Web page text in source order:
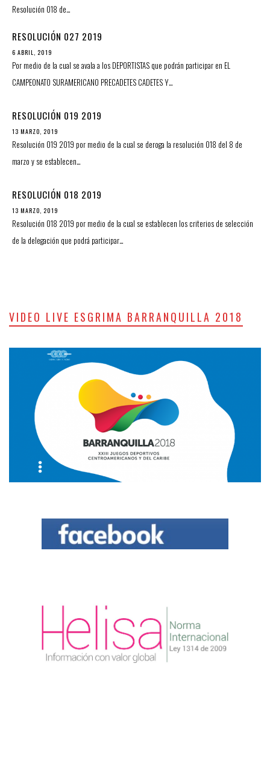
Resolución 018 de…
RESOLUCIÓN 027 2019
6 ABRIL, 2019
Por medio de la cual se avala a los DEPORTISTAS que podrán participar en EL
CAMPEONATO SURAMERICANO PRECADETES CADETES Y…
RESOLUCIÓN 019 2019
13 MARZO, 2019
Resolución 019 2019 por medio de la cual se deroga la resolución 018 del 8 de
marzo y se establecen…
RESOLUCIÓN 018 2019
13 MARZO, 2019
Resolución 018 2019 por medio de la cual se establecen los criterios de selección
de la delegación que podrá participar…
VIDEO LIVE ESGRIMA BARRANQUILLA 2018